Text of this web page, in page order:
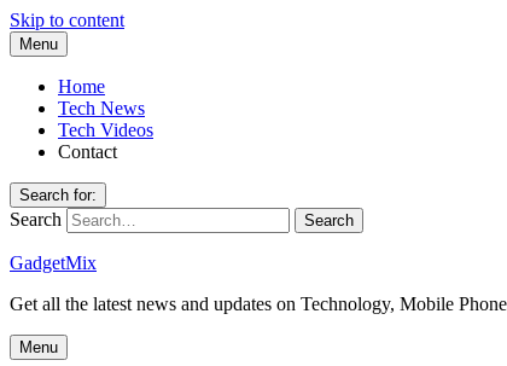
Skip to content
Menu
Home
Tech News
Tech Videos
Contact
Search for:
Search
GadgetMix
Get all the latest news and updates on Technology, Mobile
Menu